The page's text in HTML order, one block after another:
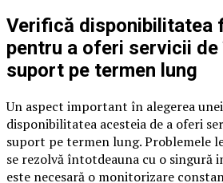
Verifică disponibilitatea
pentru a oferi servicii
suport pe termen lung
Un aspect important în alegerea
disponibilitatea acesteia de a oferi
suport pe termen lung. Problemele
se rezolvă întotdeauna cu o singură
este necesară o monitorizare